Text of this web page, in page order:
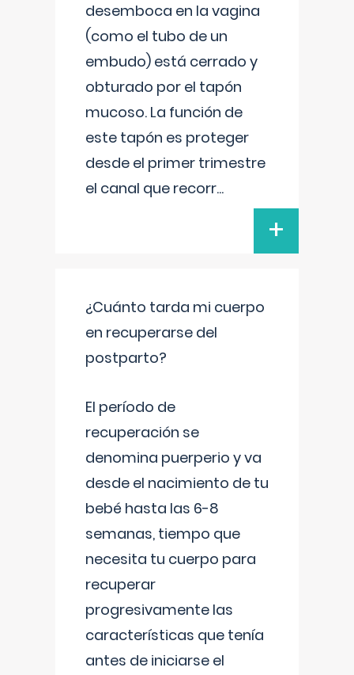
desemboca en la vagina
(como el tubo de un
embudo) está cerrado y
obturado por el tapón
mucoso. La función de
este tapón es proteger
desde el primer trimestre
el canal que recorr...
+
¿Cuánto tarda mi cuerpo
en recuperarse del
postparto?
El período de
recuperación se
denomina puerperio y va
desde el nacimiento de tu
bebé hasta las 6-8
semanas, tiempo que
necesita tu cuerpo para
recuperar
progresivamente las
características que tenía
antes de iniciarse el